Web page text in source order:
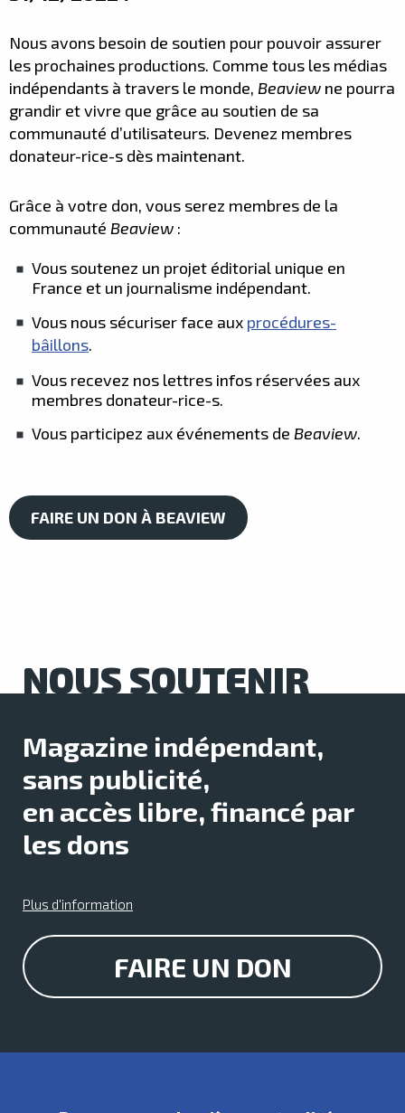
Nous avons besoin de soutien pour pouvoir assurer
les prochaines productions. Comme tous les médias
indépendants à travers le monde, Beaview ne pourra
grandir et vivre que grâce au soutien de sa
communauté d’utilisateurs. Devenez membres
donateur-rice-s dès maintenant.
Grâce à votre don, vous serez membres de la
communauté Beaview :
Vous soutenez un projet éditorial unique en
France et un journalisme indépendant.
Vous nous sécuriser face aux procédures-
bâillons.
Vous recevez nos lettres infos réservées aux
membres donateur-rice-s.
Vous participez aux événements de Beaview.
FAIRE UN DON À BEAVIEW
NOUS SOUTENIR
Magazine indépendant,
sans publicité,
en accès libre, financé par
les dons
Plus d'information
FAIRE UN DON